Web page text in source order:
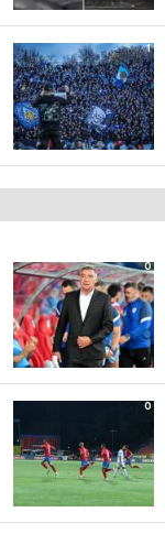
1
0
0